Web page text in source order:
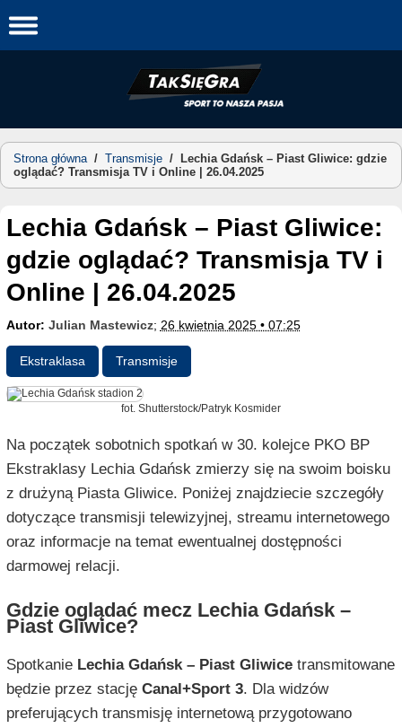
to
Strona główna/ Transmisje /
Lechia Gdańsk – Piast Gliwice: gdzie
oglądać? Transmisja TV i Online | 26.04.2025
Lechia Gdańsk – Piast Gliwice:
gdzie oglądać? Transmisja TV i
Online | 26.04.2025
Autor: Julian Mastewicz; 26 kwietnia 2025 • 07:25
Ekstraklasa Transmisje
fot. Shutterstock/Patryk Kosmider
Na początek sobotnich spotkań w 30. kolejce PKO BP
Ekstraklasy Lechia Gdańsk zmierzy się na swoim boisku
z drużyną Piasta Gliwice. Poniżej znajdziecie szczegóły
dotyczące transmisji telewizyjnej, streamu internetowego
oraz informacje na temat ewentualnej dostępności
darmowej relacji.
Gdzie oglądać mecz Lechia Gdańsk –
Piast Gliwice?
Spotkanie Lechia Gdańsk – Piast Gliwicetransmitowane
będzie przez stację Canal+Sport 3. Dla widzów
preferujących transmisję internetową przygotowano